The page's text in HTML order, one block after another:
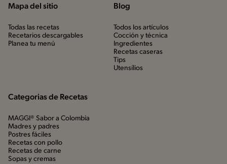
Mapa del sitio
Todas las recetas
Recetarios descargables
Planea tu menú
Blog
Todos los artículos
Cocción y técnica
Ingredientes
Recetas caseras
Tips
Utensílios
Categorias de Recetas
MAGGI® Sabor a Colombia
Madres y padres
Postres fáciles
Recetas con pollo
Recetas de carne
Sopas y cremas